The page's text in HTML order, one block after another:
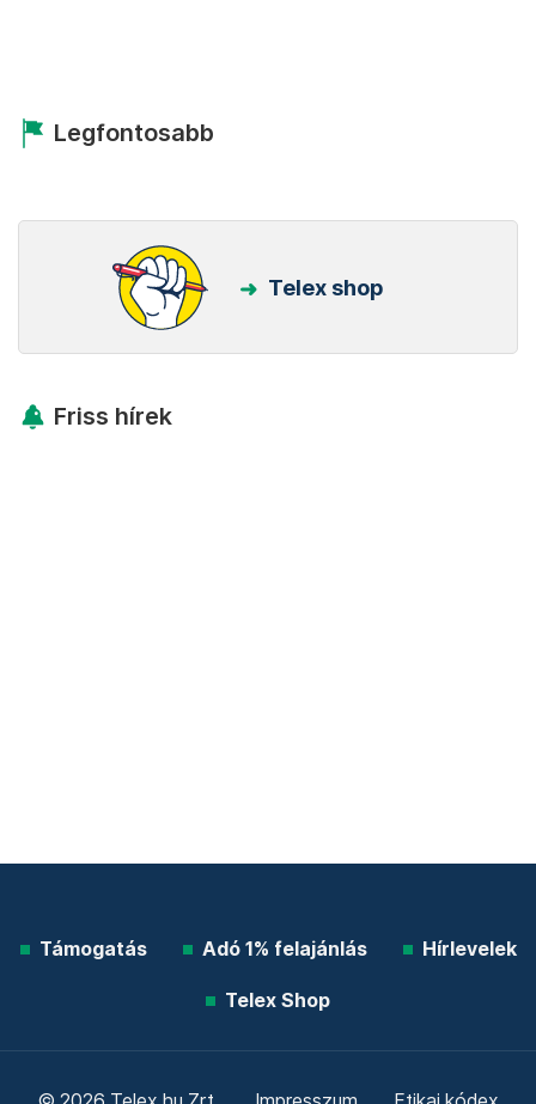
Legfontosabb
Telex shop
Friss hírek
Támogatás Adó 1% felajánlás Hírlevelek
Telex Shop